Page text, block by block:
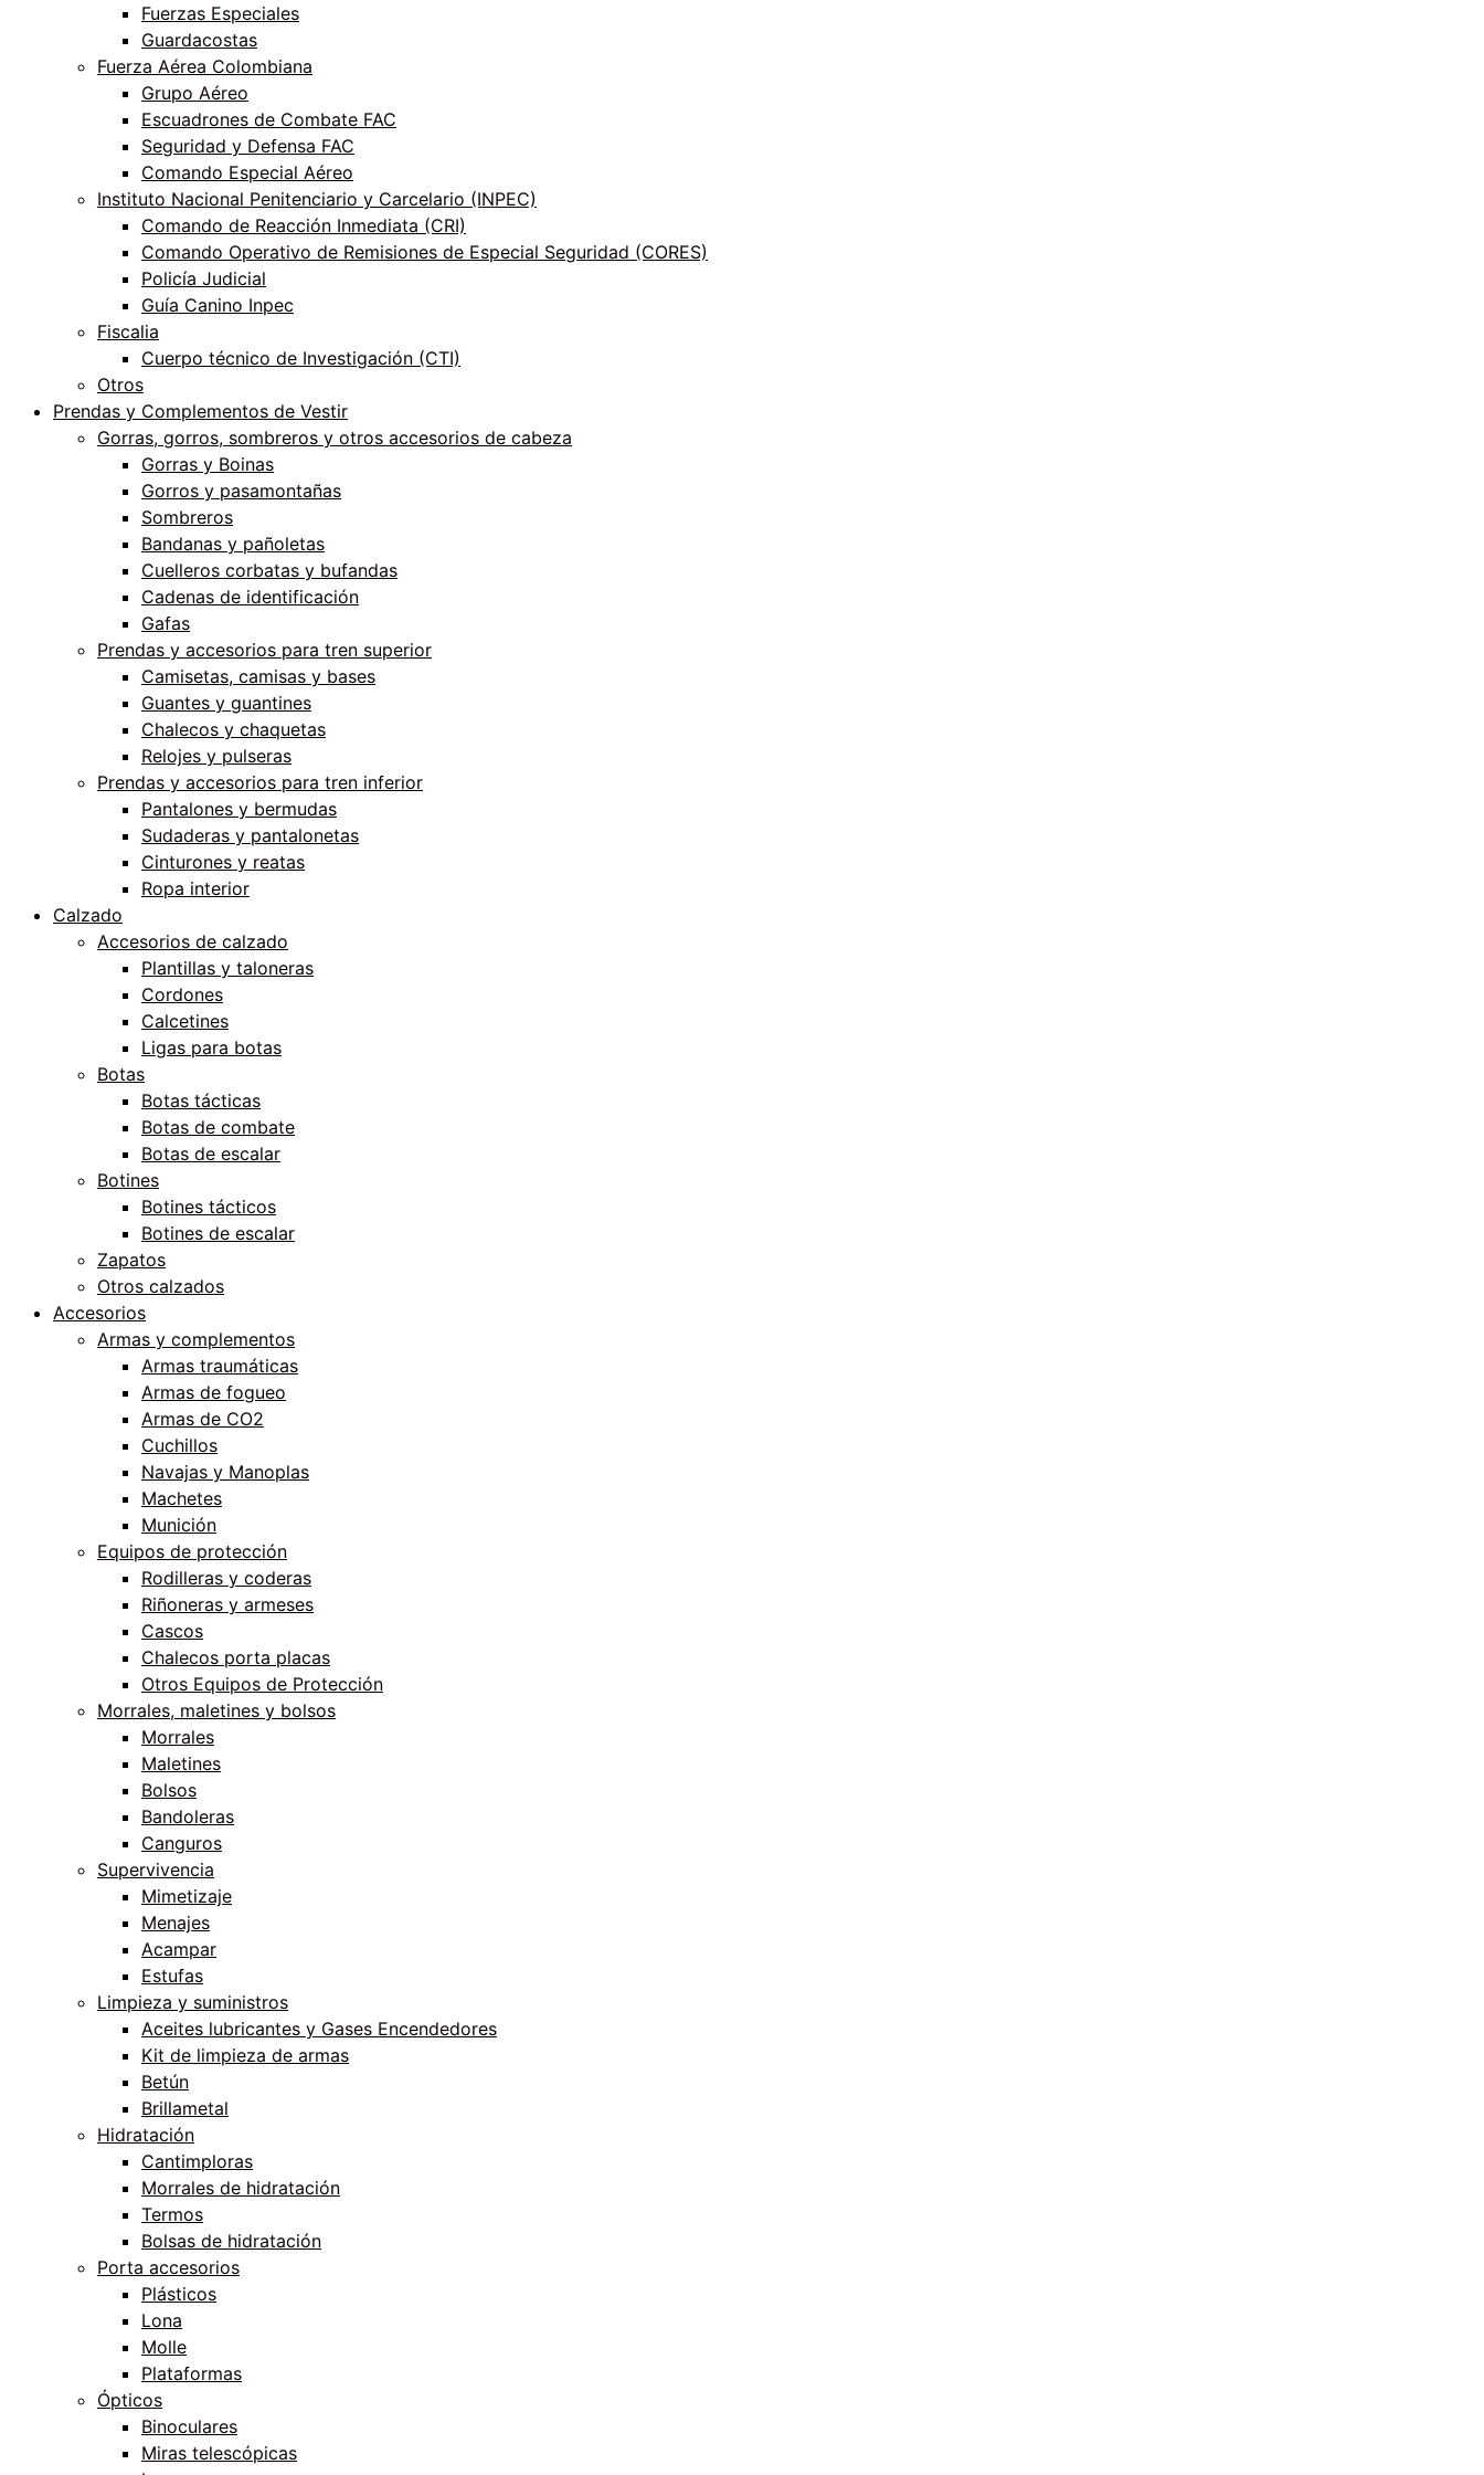
Fuerzas Especiales
Guardacostas
Fuerza Aérea Colombiana
Grupo Aéreo
Escuadrones de Combate FAC
Seguridad y Defensa FAC
Comando Especial Aéreo
Instituto Nacional Penitenciario y Carcelario (INPEC)
Comando de Reacción Inmediata (CRI)
Comando Operativo de Remisiones de Especial Seguridad (CORES)
Policía Judicial
Guía Canino Inpec
Fiscalia
Cuerpo técnico de Investigación (CTI)
Otros
Prendas y Complementos de Vestir
Gorras, gorros, sombreros y otros accesorios de cabeza
Gorras y Boinas
Gorros y pasamontañas
Sombreros
Bandanas y pañoletas
Cuelleros corbatas y bufandas
Cadenas de identificación
Gafas
Prendas y accesorios para tren superior
Camisetas, camisas y bases
Guantes y guantines
Chalecos y chaquetas
Relojes y pulseras
Prendas y accesorios para tren inferior
Pantalones y bermudas
Sudaderas y pantalonetas
Cinturones y reatas
Ropa interior
Calzado
Accesorios de calzado
Plantillas y taloneras
Cordones
Calcetines
Ligas para botas
Botas
Botas tácticas
Botas de combate
Botas de escalar
Botines
Botines tácticos
Botines de escalar
Zapatos
Otros calzados
Accesorios
Armas y complementos
Armas traumáticas
Armas de fogueo
Armas de CO2
Cuchillos
Navajas y Manoplas
Machetes
Munición
Equipos de protección
Rodilleras y coderas
Riñoneras y armeses
Cascos
Chalecos porta placas
Otros Equipos de Protección
Morrales, maletines y bolsos
Morrales
Maletines
Bolsos
Bandoleras
Canguros
Supervivencia
Mimetizaje
Menajes
Acampar
Estufas
Limpieza y suministros
Aceites lubricantes y Gases Encendedores
Kit de limpieza de armas
Betún
Brillametal
Hidratación
Cantimploras
Morrales de hidratación
Termos
Bolsas de hidratación
Porta accesorios
Plásticos
Lona
Molle
Plataformas
Ópticos
Binoculares
Miras telescópicas